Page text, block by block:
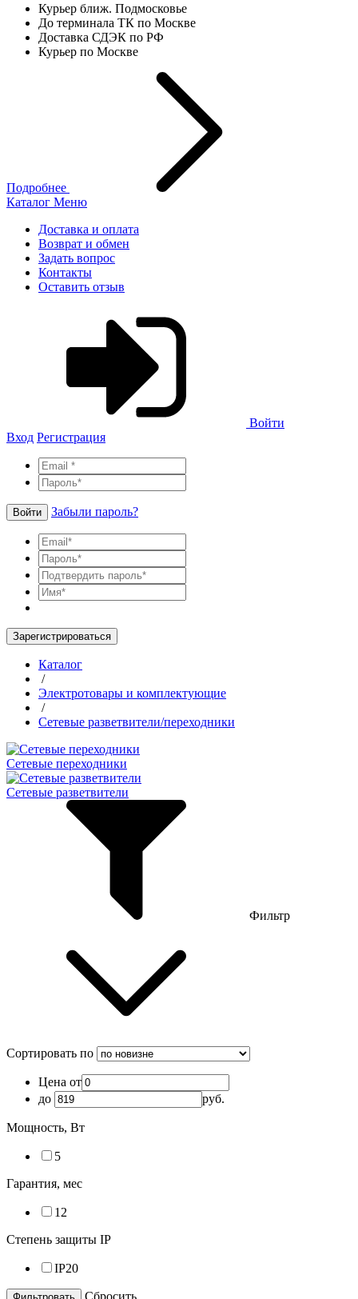
Курьер ближ. Подмосковье
До терминала ТК по Москве
Доставка СДЭК по РФ
Курьер по Москве
Подробнее
Каталог Меню
Доставка и оплата
Возврат и обмен
Задать вопрос
Контакты
Оставить отзыв
Войти
Вход Регистрация
Войти Забыли пароль?
Зарегистрироваться
Каталог
/
Электротовары и комплектующие
/
Сетевые разветвители/переходники
Сетевые переходники
Сетевые разветвители
Фильтр
Сортировать по
Цена от
до
руб.
Мощность, Вт
5
Гарантия, мес
12
Степень защиты IP
IP20
Cбросить